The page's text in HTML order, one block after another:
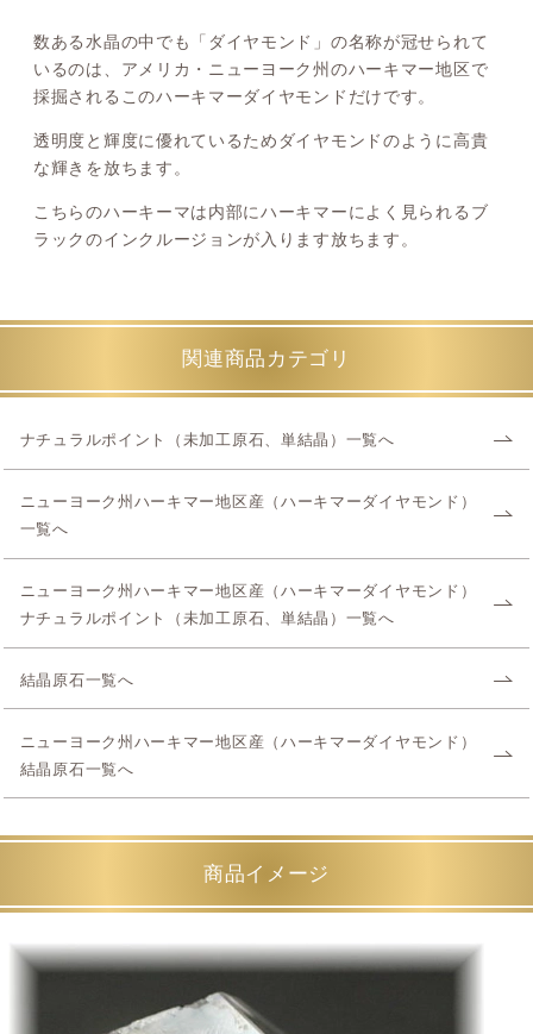
数ある水晶の中でも「ダイヤモンド」の名称が冠せられて
いるのは、アメリカ・ニューヨーク州のハーキマー地区で
採掘されるこのハーキマーダイヤモンドだけです。
透明度と輝度に優れているためダイヤモンドのように高貴
な輝きを放ちます。
こちらのハーキーマは内部にハーキマーによく見られるブ
ラックのインクルージョンが入ります放ちます。
関連商品カテゴリ
ナチュラルポイント（未加工原石、単結晶）一覧へ
ニューヨーク州ハーキマー地区産（ハーキマーダイヤモンド）
一覧へ
ニューヨーク州ハーキマー地区産（ハーキマーダイヤモンド）
ナチュラルポイント（未加工原石、単結晶）一覧へ
結晶原石一覧へ
ニューヨーク州ハーキマー地区産（ハーキマーダイヤモンド）
結晶原石一覧へ
商品イメージ